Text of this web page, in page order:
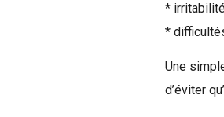
*
*
Une
d’éviter